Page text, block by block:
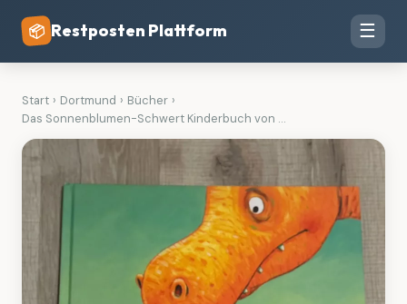
📦 Restposten Plattform ☰
Start › Dortmund › Bücher ›
Das Sonnenblumen-Schwert Kinderbuch von ...